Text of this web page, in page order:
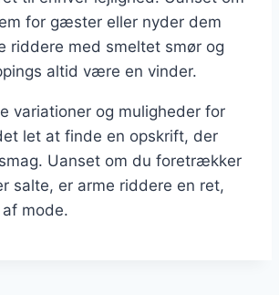
for gæster eller nyder dem
riddere med smeltet smør og
altid være en vinder.
variationer og muligheder for
let at finde en opskrift, der
Uanset om du foretrækker
salte, er arme riddere en ret,
mode.